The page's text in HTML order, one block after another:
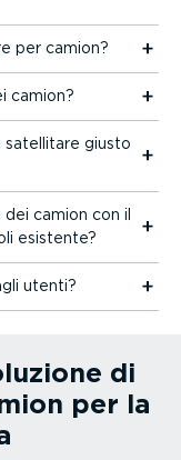
per camion?
camion?
satellitare giusto
camion con il
esistente?
utenti?
di
per la